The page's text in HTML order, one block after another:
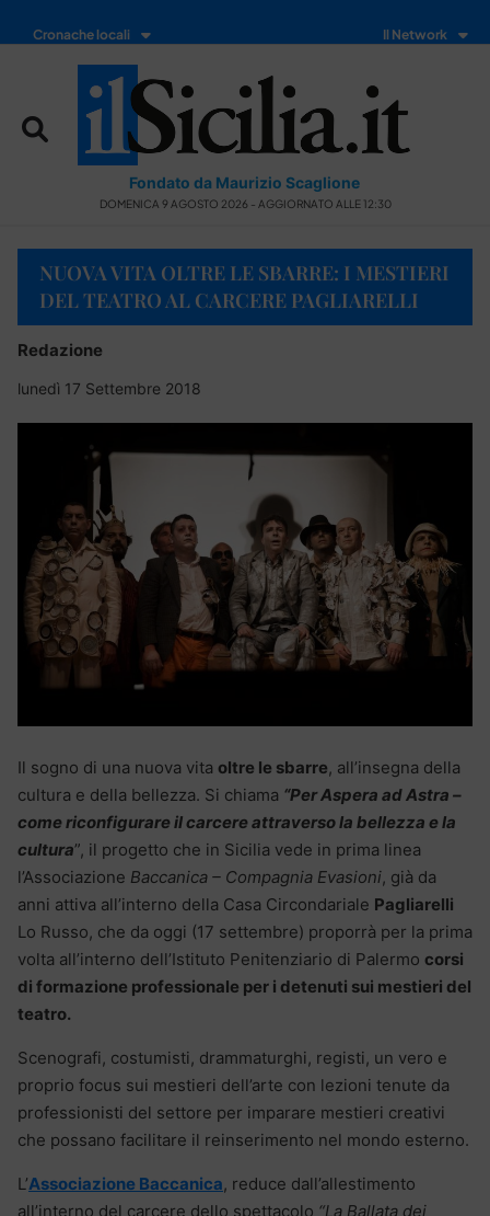
Cronache locali Il Network
Fondato da Maurizio Scaglione
DOMENICA 9 AGOSTO 2026 - AGGIORNATO ALLE 12:30
NUOVA VITA OLTRE LE SBARRE: I MESTIERI
DEL TEATRO AL CARCERE PAGLIARELLI
Redazione
lunedì 17 Settembre 2018
Il sogno di una nuova vita oltre le sbarre, all’insegna della
cultura e della bellezza. Si chiama “Per Aspera ad Astra –
come riconfigurare il carcere attraverso la bellezza e la
cultura”, il progetto che in Sicilia vede in prima linea
l’Associazione Baccanica – Compagnia Evasioni, già da
anni attiva all’interno della Casa Circondariale Pagliarelli
Lo Russo, che da oggi (17 settembre) proporrà per la prima
volta all’interno dell’Istituto Penitenziario di Palermo corsi
di formazione professionale per i detenuti sui mestieri del
teatro.
Scenografi, costumisti, drammaturghi, registi, un vero e
proprio focus sui mestieri dell’arte con lezioni tenute da
professionisti del settore per imparare mestieri creativi
che possano facilitare il reinserimento nel mondo esterno.
L’Associazione Baccanica, reduce dall’allestimento
all’interno del carcere dello spettacolo “La Ballata dei